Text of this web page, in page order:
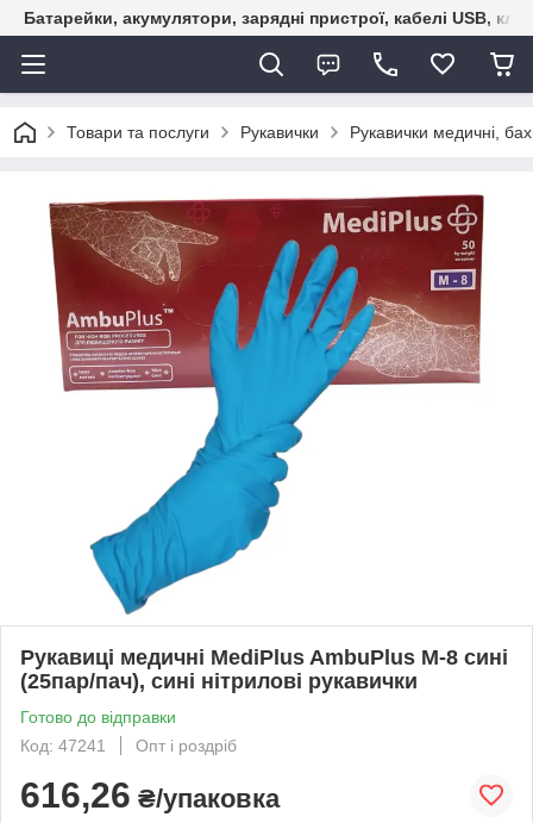
Батарейки, акумулятори, зарядні пристрої, кабелі USB,
Товари та послуги Рукавички Рукавички медичні,
Рукавиці медичні MediPlus AmbuPlus M-8 сині
(25пар/пач), сині нітрилові рукавички
Готово до відправки
Код: 47241
Опт і роздріб
616,26 ₴/упаковка